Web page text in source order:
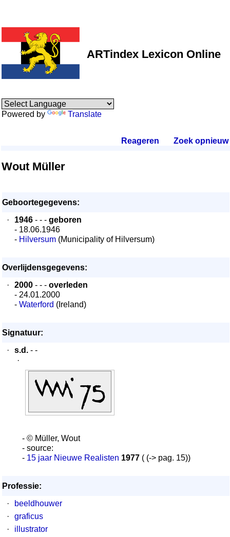
ARTindex Lexicon Online
Powered by Translate
Reageren Zoek opnieuw.
Wout Müller
Geboortegegevens:
·
1946 - - - geboren
- 18.06.1946
- Hilversum (Municipality of Hilversum)
Overlijdensgegevens:
·
2000 - - - overleden
- 24.01.2000
- Waterford (Ireland)
Signatuur:
·
s.d. - -
·
- © Müller, Wout
- source:
- 15 jaar Nieuwe Realisten 1977 ( (-> pag. 15))
Professie:
·
beeldhouwer
·
graficus
·
illustrator